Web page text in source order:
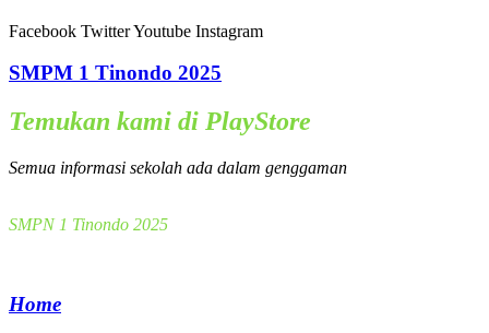
Facebook TwitterYoutube Instagram
SMPM 1 Tinondo 2025
Temukan kami di PlayStore
Semua informasi sekolah ada dalam genggaman
SMPN 1 Tinondo 2025
Home